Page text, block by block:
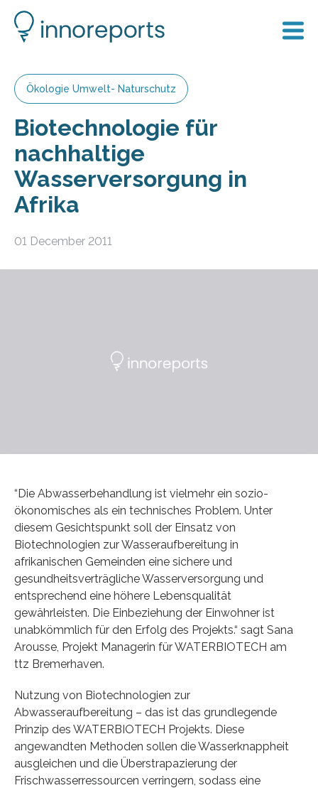
Ökologie Umwelt- Naturschutz
Biotechnologie für
nachhaltige
Wasserversorgung in
Afrika
01 December 2011
“Die Abwasserbehandlung ist vielmehr ein sozio-
ökonomisches als ein technisches Problem. Unter
diesem Gesichtspunkt soll der Einsatz von
Biotechnologien zur Wasseraufbereitung in
afrikanischen Gemeinden eine sichere und
gesundheitsverträgliche Wasserversorgung und
entsprechend eine höhere Lebensqualität
gewährleisten. Die Einbeziehung der Einwohner ist
unabkömmlich für den Erfolg des Projekts.“ sagt Sana
Arousse, Projekt Managerin für WATERBIOTECH am
ttz Bremerhaven.
Nutzung von Biotechnologien zur
Abwasseraufbereitung – das ist das grundlegende
Prinzip des WATERBIOTECH Projekts. Diese
angewandten Methoden sollen die Wasserknappheit
ausgleichen und die Überstrapazierung der
Frischwasserressourcen verringern, sodass eine